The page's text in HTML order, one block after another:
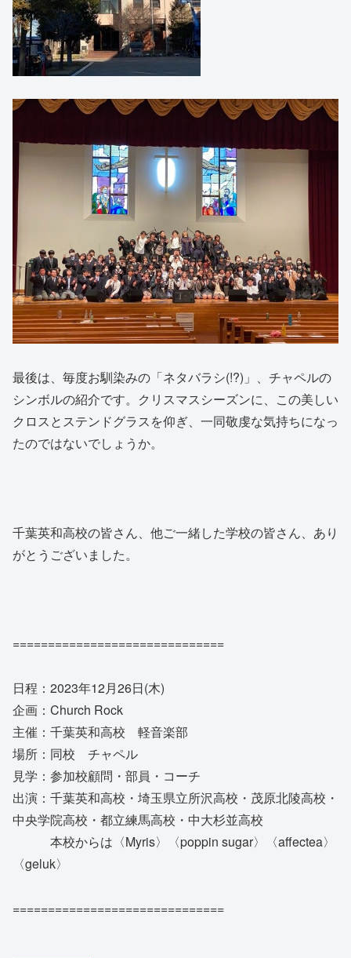
最後は、毎度お馴染みの「ネタバラシ(!?)」、チャペルの
シンボルの紹介です。クリスマスシーズンに、この美しい
クロスとステンドグラスを仰ぎ、一同敬虔な気持ちになっ
たのではないでしょうか。
千葉英和高校の皆さん、他ご一緒した学校の皆さん、あり
がとうございました。
==============================
日程：2023年12月26日(木)
企画：Church Rock
主催：千葉英和高校 軽音楽部
場所：同校 チャペル
見学：参加校顧問・部員・コーチ
出演：千葉英和高校・埼玉県立所沢高校・茂原北陵高校・
中央学院高校・都立練馬高校・中大杉並高校
本校からは〈Myris〉〈poppin sugar〉〈affectea〉
〈geluk〉
==============================